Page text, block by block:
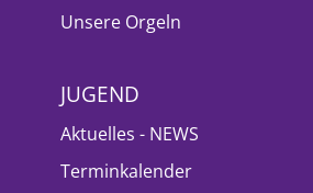
Unsere Orgeln
JUGEND
Aktuelles - NEWS
Terminkalender